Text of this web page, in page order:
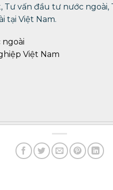
vấn đầu tư nước
tại Việt Nam.
Việt Nam